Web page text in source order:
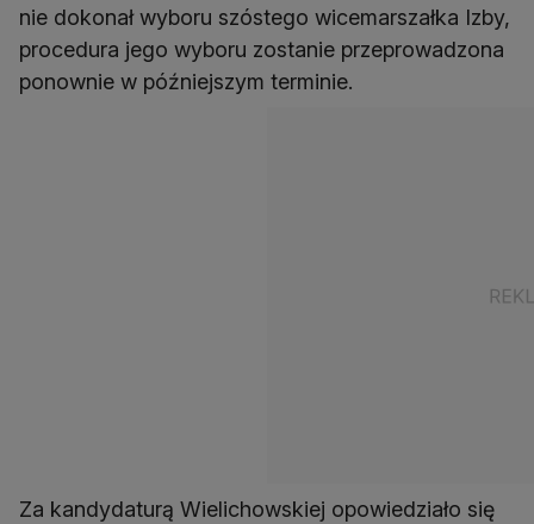
nie dokonał wyboru szóstego wicemarszałka Izby,
procedura jego wyboru zostanie przeprowadzona
ponownie w późniejszym terminie.
Za kandydaturą Wielichowskiej opowiedziało się